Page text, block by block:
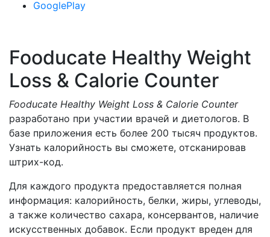
GooglePlay
Fooducate Healthy Weight
Loss & Calorie Counter
Fooducate Healthy Weight Loss & Calorie Counter
разработано при участии врачей и диетологов. В
базе приложения есть более 200 тысяч продуктов.
Узнать калорийность вы сможете, отсканировав
штрих-код.
Для каждого продукта предоставляется полная
информация: калорийность, белки, жиры, углеводы,
а также количество сахара, консервантов, наличие
искусственных добавок. Если продукт вреден для